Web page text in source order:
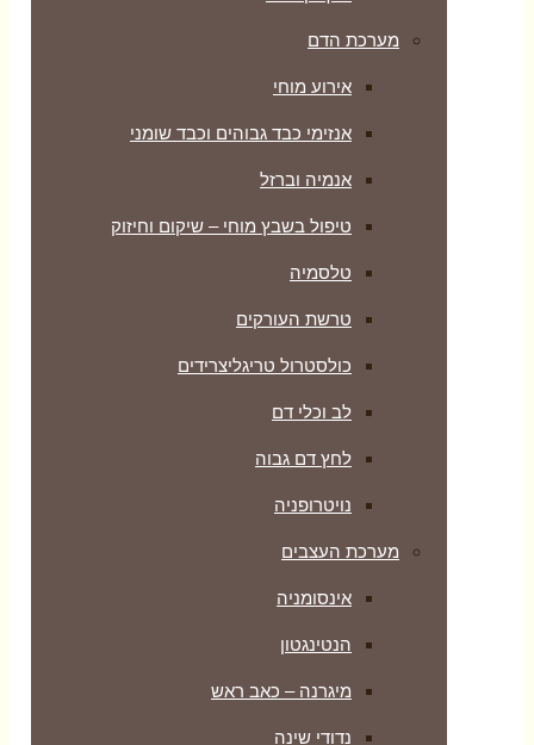
מערכת הדם
אירוע מוחי
אנזימי כבד גבוהים וכבד שומני
אנמיה וברזל
טיפול בשבץ מוחי – שיקום וחיזוק
טלסמיה
טרשת העורקים
כולסטרול טריגליצרידים
לב וכלי דם
לחץ דם גבוה
נויטרופניה
מערכת העצבים
אינסומניה
הנטינגטון
מיגרנה – כאב ראש
נדודי שינה